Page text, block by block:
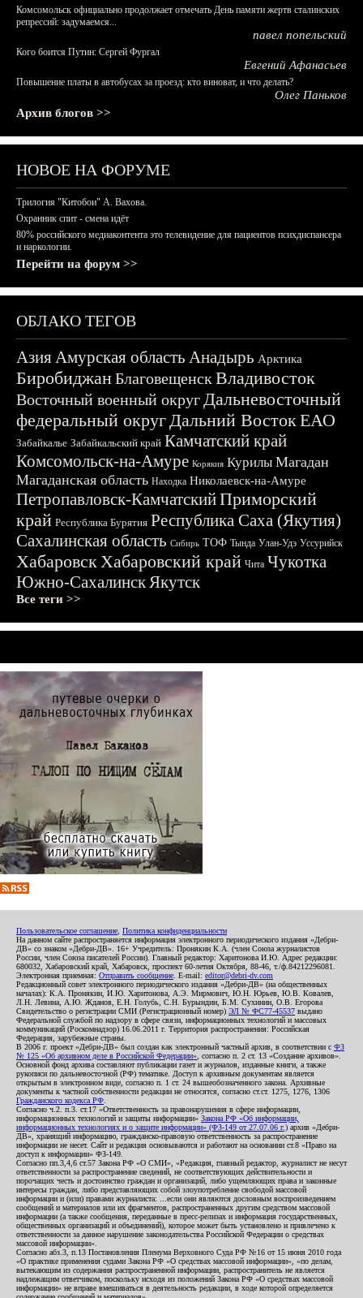
Комсомольск официально продолжает отмечать День памяти жертв сталинских
репрессий: задумаемся...
павел попельский
Кого боится Путин: Сергей Фургал
Евгений Афанасьев
Повышение платы в автобусах за проезд: кто виноват, и что делать?
Олег Паньков
Архив блогов >>
НОВОЕ НА ФОРУМЕ
Трилогия "Китобои" А. Вахова.
Охранник спит - смена идёт
80% российского медиаконтента это телевидение для пациентов психдиспансера
и наркологии.
Перейти на форум >>
ОБЛАКО ТЕГОВ
АзияАмурская область Анадырь Арктика
БиробиджанБлаговещенскВладивосток
Восточный военный округДальневосточный
федеральный округДальний ВостокЕАО
Забайкалье Забайкальский край Камчатский край
Комсомольск-на-Амуре Корякия Курилы Магадан
Магаданская область Находка Николаевск-на-Амуре
Петропавловск-КамчатскийПриморский
край Республика Бурятия Республика Саха (Якутия)
Сахалинская область Сибирь ТОФ Тында Улан-Удэ Уссурийск
ХабаровскХабаровский край Чита Чукотка
Южно-СахалинскЯкутск
Все теги >>
Пользовательское соглашение Политика конфиденциальности
На данном сайте распространяется информация электронного периодического издания «Дебри-
ДВ» со знаком «Дебри-ДВ». 16+ Учредитель: Пронякин К.А. (член Союза журналистов
России, член Союза писателей России). Главный редактор: Харитонова И.Ю. Адрес редакции:
680032, Хабаровский край, Хабаровск, проспект 60-летия Октября, 88-46, т./ф.84212296081.
Электронная приемная: Отправить сообщение . E-mail: editor@debri-dv.com
Редакционный совет электронного периодического издания «Дебри-ДВ» (на общественных
началах): К.А. Пронякин, И.Ю. Харитонова, А.Э. Мирмович, Ю.Н. Юрьев, Ю.В. Ковалев,
Л.Н. Левина, А.Ю. Жданов, Е.Н. Голубь, С.Н. Бурындин, Б.М. Сухинин, О.В. Егорова
Свидетельство о регистрации СМИ (Регистрационный номер) ЭЛ № ФС77-45537 выдано
Федеральной службой по надзору в сфере связи, информационных технологий и массовых
коммуникаций (Роскомнадзор) 16.06.2011 г. Территория распространения: Российская
Федерация, зарубежные страны.
В 2006 г. проект «Дебри-ДВ» был создан как электронный частный архив, в соответствии с ФЗ
№ 125 «Об архивном деле в Российской Федерации» , согласно п. 2 ст. 13 «Создание архивов».
Основной фонд архива составляют публикации газет и журналов, изданные книги, а также
рукописи по дальневосточной (РФ) тематике. Доступ к архивным документам является
открытым в электронном виде, согласно п. 1 ст. 24 вышеобозначенного закона. Архивные
документы к частной собственности редакции не относятся, согласно ст.ст. 1275, 1276, 1306
Гражданского кодекса РФ
Согласно ч.2. п.3. ст.17 «Ответственность за правонарушения в сфере информации,
информационных технологий и защиты информации» Закона РФ «Об информации,
информационных технологиях и о защите информации» (ФЗ-149 от 27.07.06 г.) архив «Дебри-
ДВ», хранящий информацию, гражданско-правовую ответственность за распространение
информации не несет. Сайт и редакция основываются и работают на основании ст.8 «Право на
доступ к информации» ФЗ-149.
Согласно пп.3,4,6 ст.57 Закона РФ «О СМИ», «Редакция, главный редактор, журналист не несут
ответственности за распространение сведений, не соответствующих действительности и
порочащих честь и достоинство граждан и организаций, либо ущемляющих права и законные
интересы граждан, либо представляющих собой злоупотребление свободой массовой
информации и (или) правами журналиста: ...если они являются дословным воспроизведением
сообщений и материалов или их фрагментов, распространенных другим средством массовой
информации (а также сообщения, переданные в пресс-релизах и информация государственных,
общественных организаций и объединений), которое может быть установлено и привлечено к
ответственности за данное нарушение законодательства Российской Федерации о средствах
массовой информации».
Согласно абз.3, п.13 Постановления Пленума Верховного Суда РФ №16 от 15 июня 2010 года
«О практике применения судами Закона РФ «О средствах массовой информации», «по делам,
вытекающим из содержания распространенной информации, распространитель не является
надлежащим ответчиком, поскольку исходя из положений Закона РФ «О средствах массовой
информации» не вправе вмешиваться в деятельность редакции, в ходе которой определяется